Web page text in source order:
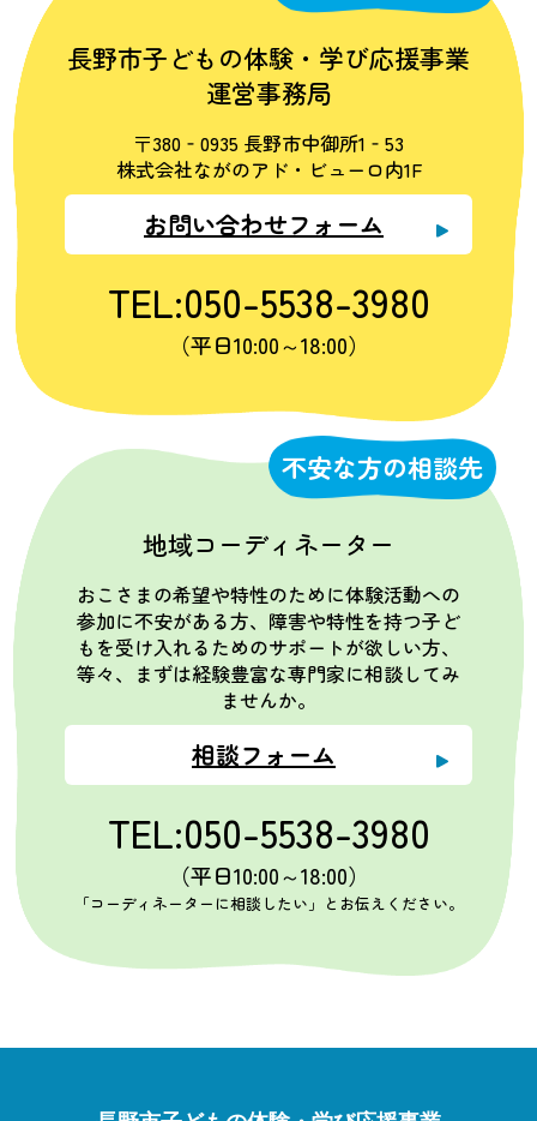
長野市子どもの体験・学び応援事業
運営事務局
〒380‐0935 長野市中御所1‐53
株式会社ながのアド・ビューロ内1F
お問い合わせフォーム
TEL:050-5538-3980
（平日10:00～18:00）
不安な方の相談先
地域コーディネーター
おこさまの希望や特性のために体験活動への
参加に不安がある方、障害や特性を持つ子ど
もを受け入れるためのサポートが欲しい方、
等々、まずは経験豊富な専門家に相談してみ
ませんか。
相談フォーム
TEL:050-5538-3980
（平日10:00～18:00）
「コーディネーターに相談したい」とお伝えください。